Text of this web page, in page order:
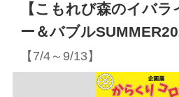
【こもれび森のイバ
ー＆バブル
【7/4～9/13】